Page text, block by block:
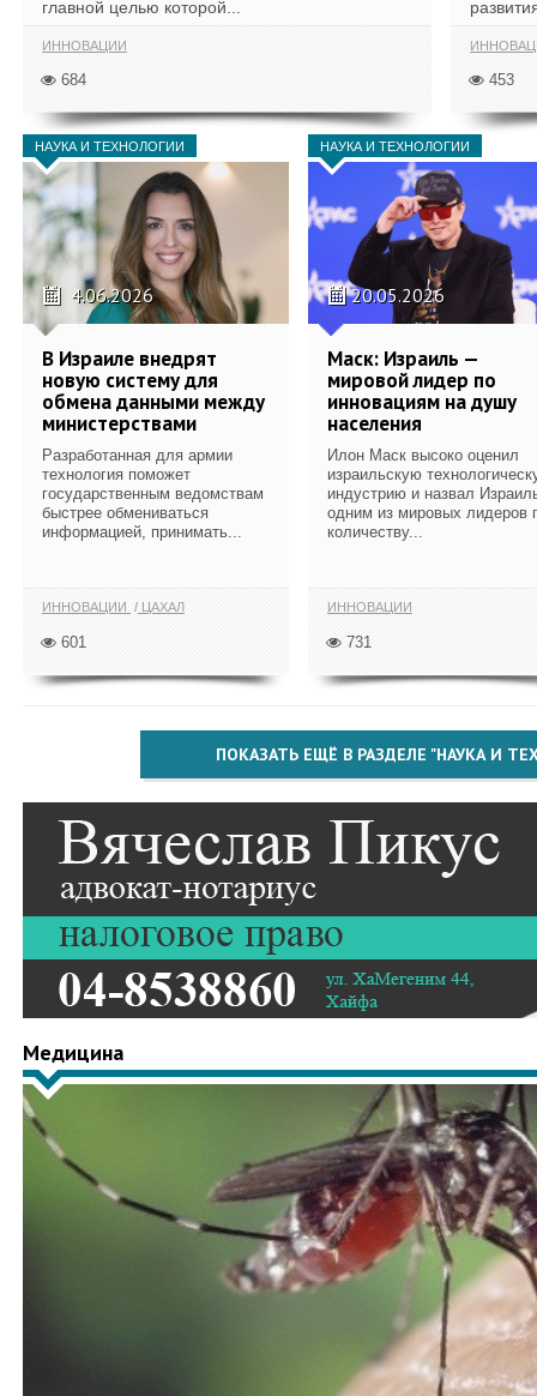
главной целью которой...
ИННОВАЦИИ
684 453
НАУКА И ТЕХНОЛОГИИ
4.06.2026
В Израиле внедрят
новую систему для
обмена данными между
министерствами
Разработанная для армии
технология поможет
государственным ведомствам
быстрее обмениваться
информацией, принимать...
ИННОВАЦИИ ЦАХАЛ
601
НАУКА И ТЕХНОЛОГИИ
20.05.2026
Маск: Израиль —
мировой лидер по
инновациям на душу
населения
Илон Маск высоко оценил
израильскую
индустрию и назвал
одним из мировых лидеров
количеству...
ИННОВАЦИИ
731
ПОКАЗАТЬ ЕЩЁ В РАЗДЕЛЕ "НАУКА И
Медицина